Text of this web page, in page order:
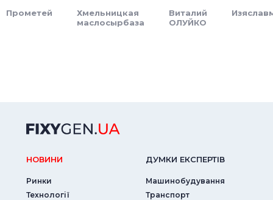
Прометей
Хмельницкая
маслосырбаза
Виталий
ОЛУЙКО
НОВИНИ
Ринки
Технології
ДУМКИ ЕКСПЕРТIВ
Машинобудування
Транспорт